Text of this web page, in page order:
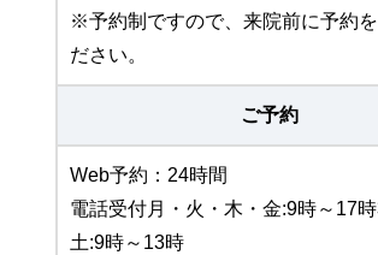
※予約制ですので、来院前に予約を
ださい。
ご予約
Web予約：24時間
電話受付月・火・木・金:9時～17時
土:9時～13時